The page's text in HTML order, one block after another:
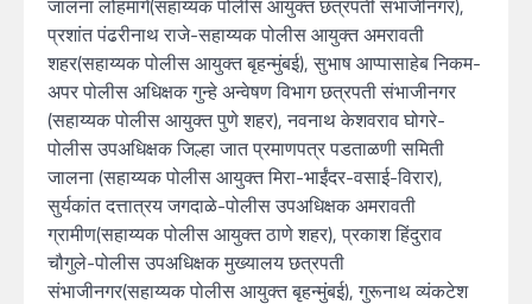
जालना लोहमार्ग(सहाय्यक पोलीस आयुक्त छत्रपती संभाजीनगर),
प्रशांत पंढरीनाथ राजे-सहाय्यक पोलीस आयुक्त अमरावती
शहर(सहाय्यक पोलीस आयुक्त बृहन्मुंबई), सुभाष आप्पासाहेब निकम-
अपर पोलीस अधिक्षक गुन्हे अन्वेषण विभाग छत्रपती संभाजीनगर
(सहाय्यक पोलीस आयुक्त पुणे शहर), नवनाथ केशवराव घोगरे-
पोलीस उपअधिक्षक जिल्हा जात प्रमाणपत्र पडताळणी समिती
जालना (सहाय्यक पोलीस आयुक्त मिरा-भाईंदर-वसाई-विरार),
सुर्यकांत दत्तात्रय जगदाळे-पोलीस उपअधिक्षक अमरावती
ग्रामीण(सहाय्यक पोलीस आयुक्त ठाणे शहर), प्रकाश हिंदुराव
चौगुले-पोलीस उपअधिक्षक मुख्यालय छत्रपती
संभाजीनगर(सहाय्यक पोलीस आयुक्त बृहन्मुंबई), गुरूनाथ व्यंकटेश